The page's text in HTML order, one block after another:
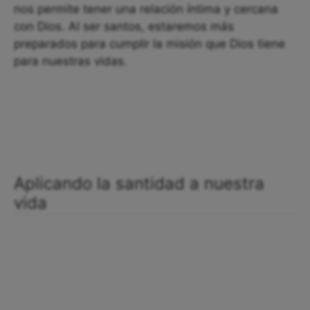
nos permite tener una relación íntima y cercana
con Dios. Al ser santos, estaremos más
preparados para cumplir la misión que Dios tiene
para nuestras vidas.
Aplicando la santidad a nuestra
vida